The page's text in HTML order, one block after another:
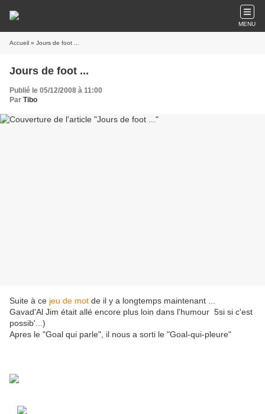
MENU
Accueil » Jours de foot ...
Jours de foot ...
Publié le 05/12/2008 à 11:00
Par Tibo
Suite à ce jeu de mot de il y a longtemps maintenant ...
Gavad'Al Jim était allé encore plus loin dans l'humour 5si si c'est
possib'...)
Apres le "Goal qui parle", il nous a sorti le "Goal-qui-pleure"